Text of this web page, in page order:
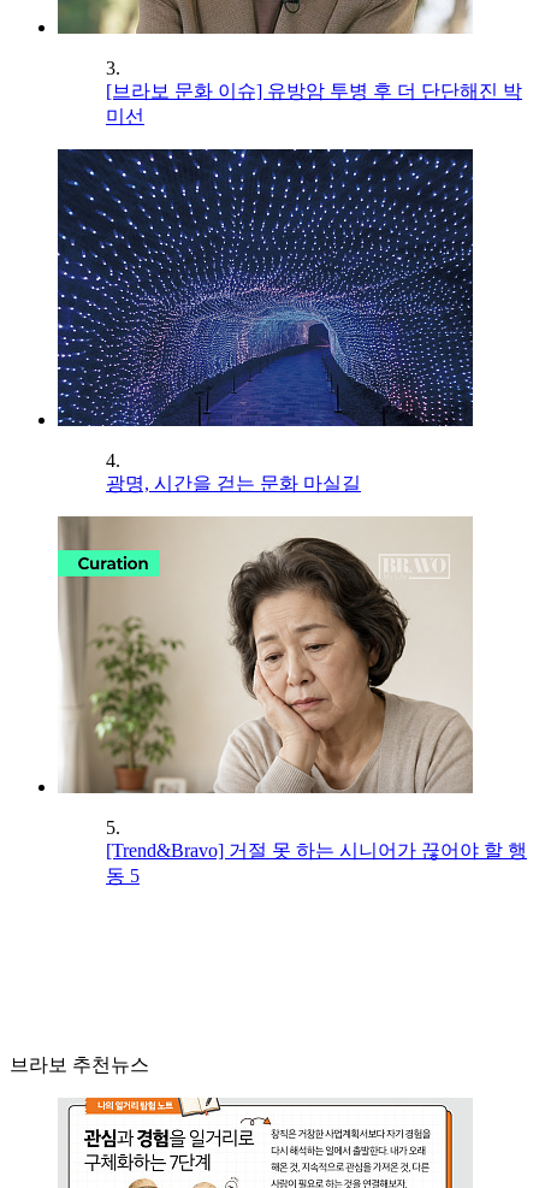
3.
[브라보 문화 이슈] 유방암 투병 후 더 단단해진 박
미선
4.
광명, 시간을 걷는 문화 마실길
5.
[Trend&Bravo] 거절 못 하는 시니어가 끊어야 할 행
동 5
브라보 추천뉴스